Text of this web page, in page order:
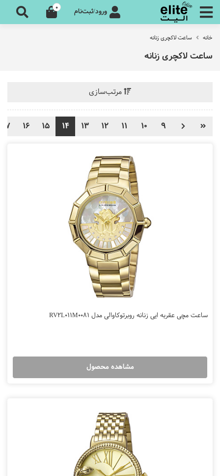
ورود/ثبت‌نام 0
خانه ساعت لاکچری زنانه
ساعت لاکچری زنانه
مرتب‌سازی
9
10
11
12
13
14
15
16
17
ساعت مچی عقربه ایی زنانه روبرتوکاوالی مدل RV2L011M0081
مشاهده محصول